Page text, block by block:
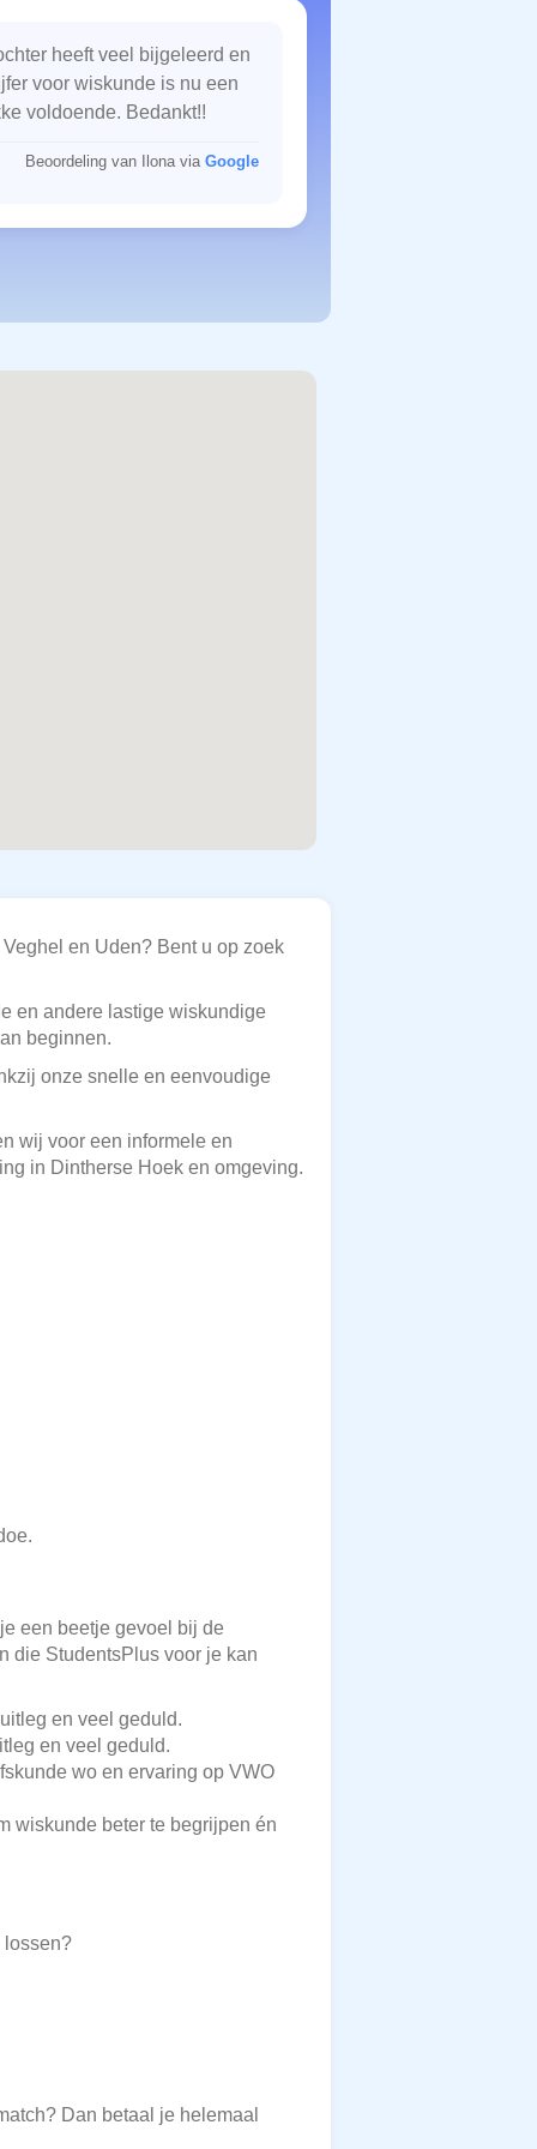
heeft veel bijgeleerd en
voor wiskunde is nu een
voldoende. Bedankt!!
Beoordeling van Ilona via Google
en Uden? Bent u op zoek
en andere lastige wiskundige
beginnen.
onze snelle en eenvoudige
wij voor een informele en
in Dintherse Hoek en omgeving.
een beetje gevoel bij de
die StudentsPlus voor je kan
en veel geduld.
en veel geduld.
wo en ervaring op VWO
wiskunde beter te begrijpen én
lossen?
Dan betaal je helemaal